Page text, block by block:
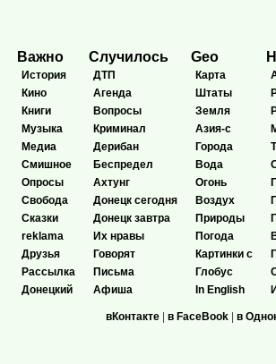
Важно
История
Кино
Книги
Музыка
Медиа
Смишное
Опросы
Свобода
Сказки
reklama
Друзья
Рассылка
Донецкий
Случилось
ДТП
Агенда
Вопросы
Криминал
Дерибан
Беспредел
Ахтунг
Донецк сегодня
Донецк завтра
Их нравы
Говорят
Письма
Афиша
Geo
Карта
Штаты
Земля
Азия-с
Города
Вода
Огонь
Воздух
Природы
Погода
Картинки с
Глобус
In English
вКонтакте | в FaceBook | в